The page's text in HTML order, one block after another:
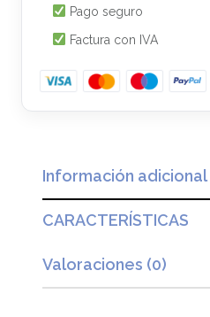
Pago seguro
Factura con IVA
Información adicional
CARACTERÍSTICAS
Valoraciones (0)